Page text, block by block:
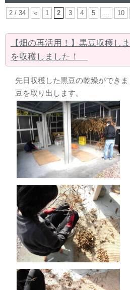
2 / 34 « 1 2 3 4 5 10
【畑の再活用！】黒豆収穫し
を収穫しました！
先日収穫した黒豆の乾燥ができ
豆を取り出します。